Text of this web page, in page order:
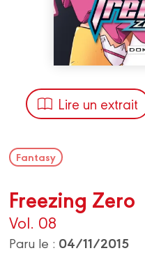
Lire un extrait
Fantasy
Freezing Zero
Vol. 08
Paru le : 04/11/2015